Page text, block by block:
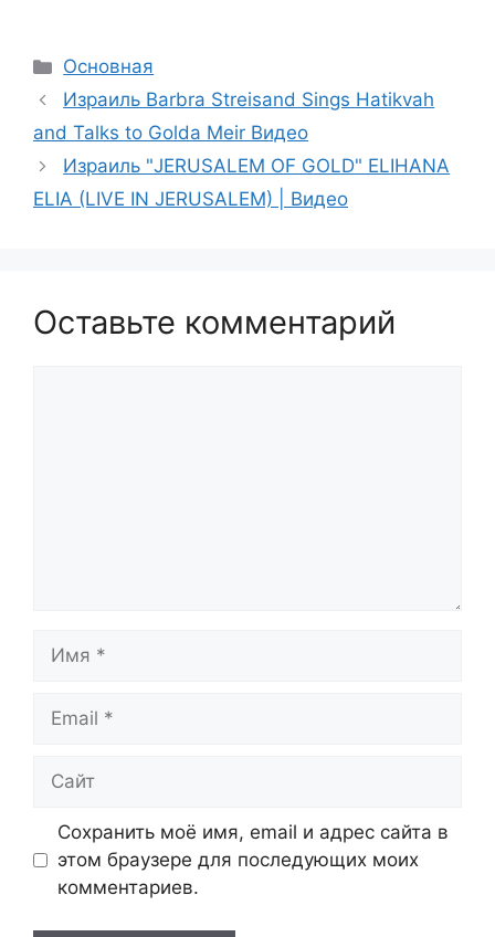
Рубрики
Основная
Израиль Barbra Streisand Sings Hatikvah
and Talks to Golda Meir Видео
Израиль "JERUSALEM OF GOLD" ELIHANA
ELIA (LIVE IN JERUSALEM) | Видео
Оставьте комментарий
Имя
Email
Сайт
Сохранить моё имя, email и адрес сайта в
этом браузере для последующих моих
комментариев.